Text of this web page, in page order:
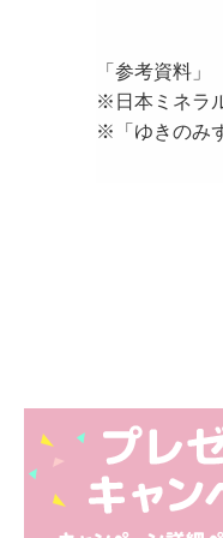
「参考資料」
※日本ミネラ
※「ゆきのみ